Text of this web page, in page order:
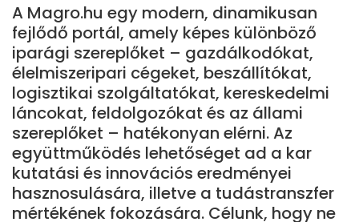
A Magro.hu egy modern, dinamikusan
fejlődő portál, amely képes különböző
iparági szereplőket – gazdálkodókat,
élelmiszeripari cégeket, beszállítókat,
logisztikai szolgáltatókat, kereskedelmi
láncokat, feldolgozókat és az állami
szereplőket – hatékonyan elérni. Az
együttműködés lehetőséget ad a kar
kutatási és innovációs eredményei
hasznosulására, illetve a tudástranszfer
mértékének fokozására. Célunk, hogy ne